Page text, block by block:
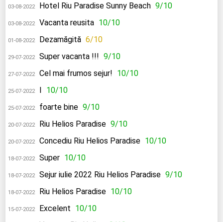
03-08-2022 Hotel Riu Paradise Sunny Beach 9/10
03-08-2022 Vacanta reusita 10/10
01-08-2022 Dezamăgită 6/10
29-07-2022 Super vacanta !!! 9/10
27-07-2022 Cel mai frumos sejur! 10/10
25-07-2022 I 10/10
25-07-2022 foarte bine 9/10
20-07-2022 Riu Helios Paradise 9/10
20-07-2022 Concediu Riu Helios Paradise 10/10
18-07-2022 Super 10/10
18-07-2022 Sejur iulie 2022 Riu Helios Paradise 9/10
18-07-2022 Riu Helios Paradise 10/10
15-07-2022 Excelent 10/10